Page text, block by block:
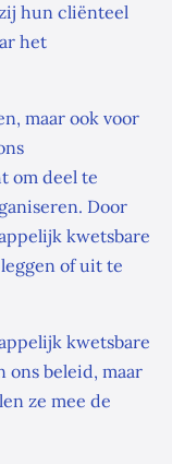
hun cliënteel
het
maar ook voor
om deel te
Door
kwetsbare
of uit te
kwetsbare
ons beleid, maar
ze mee de